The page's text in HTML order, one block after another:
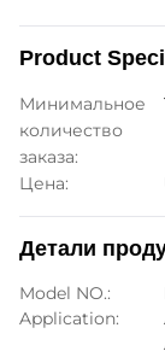
Product
Минимальное
количество
заказа:
Цена:
Детали
Model NO.:
Application: